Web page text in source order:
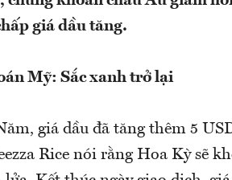
giá dầu tăng.
Mỹ: Sắc xanh trở lại
giá dầu đã tăng thêm 5
Rice nói rằng Hoa Kỳ sẽ